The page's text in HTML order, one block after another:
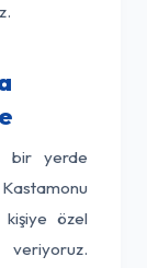
bir yerde
kişiye özel